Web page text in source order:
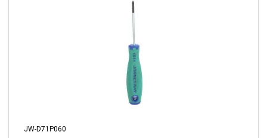
JW-D71P060